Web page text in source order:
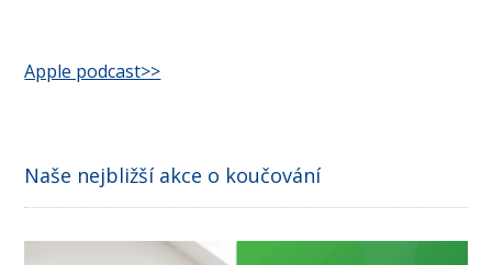
Apple podcast>>
Naše nejbližší akce o koučování